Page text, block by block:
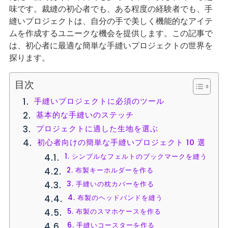
味です。裁縫の初心者でも、ある程度の経験者でも、手
縫いプロジェクトは、自分の手で美しく機能的なアイテ
ムを作成するユニークな機会を提供します。この記事で
は、初心者に最適な簡単な手縫いプロジェクトの世界を
探ります。
目次
手縫いプロジェクトに必須のツール
基本的な手縫いのステッチ
プロジェクトに適した生地を選ぶ
初心者向けの簡単な手縫いプロジェクト 10 選
1. シンプルなフェルトのブックマークを縫う
2. 布製キーホルダーを作る
3. 手縫いの枕カバーを作る
4. 布製のヘッドバンドを縫う
5. 布製のスマホケースを作る
6. 手縫いコースターを作る